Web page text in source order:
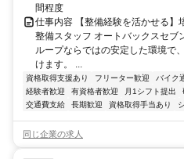
間程度
仕事内容 【整備経験を活かせる】
整備スタッフ オートバックスセブ
ループならではの安定した環境で
けます。 ...
資格取得支援あり フリーター歓迎 バイク
経験者歓迎
有資格者歓迎 月1シフト提出
交通費支給
長期歓迎 資格取得手当あり
同じ企業の求人